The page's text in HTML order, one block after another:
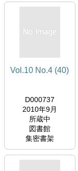
Vol.10 No.4 (40)
D000737
2010年9月
所蔵中
図書館
集密書架